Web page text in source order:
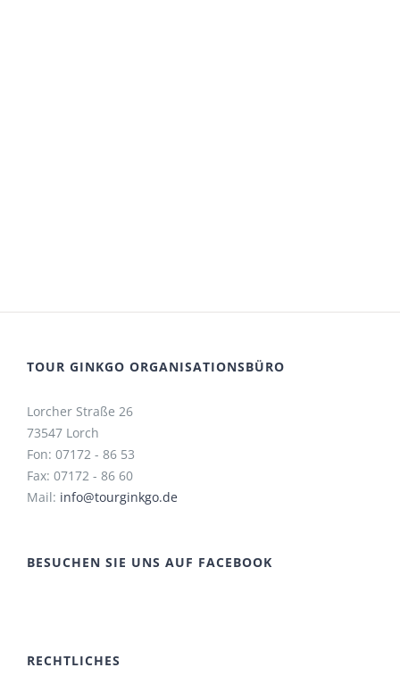
TOUR GINKGO ORGANISATIONSBÜRO
Lorcher Straße 26
73547 Lorch
Fon: 07172 - 86 53
Fax: 07172 - 86 60
Mail: info@tourginkgo.de
BESUCHEN SIE UNS AUF FACEBOOK
RECHTLICHES